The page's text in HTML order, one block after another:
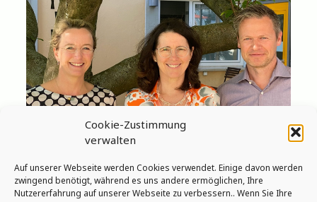
Cookie-Zustimmung
verwalten
Auf unserer Webseite werden Cookies verwendet. Einige davon werden
zwingend benötigt, während es uns andere ermöglichen, Ihre
Nutzererfahrung auf unserer Webseite zu verbessern.. Wenn Sie Ihre
NetsOs Sprecherin und Stellvertreter
Frau Prof. Corinna Grasemann (links), Frau Prof.